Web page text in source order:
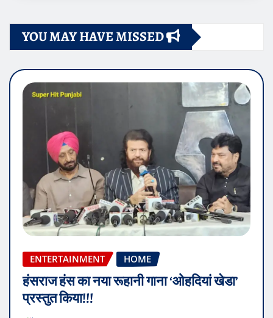
YOU MAY HAVE MISSED
ENTERTAINMENT HOME
हंसराज हंस का नया रूहानी गाना ‘ओहदियां खेडा’
प्रस्तुत किया!!!